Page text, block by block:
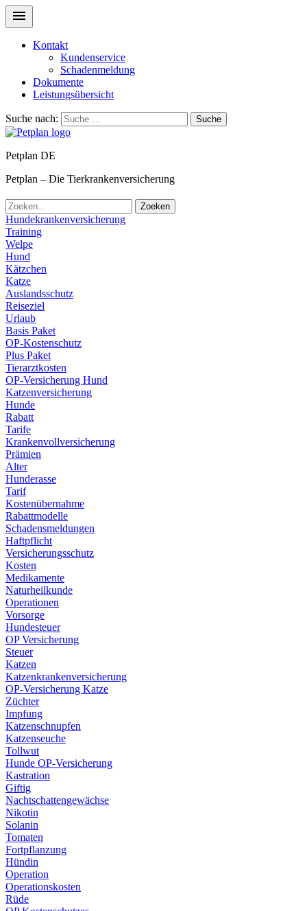
Kontakt
Kundenservice
Schadenmeldung
Dokumente
Leistungsübersicht
Suche nach: Suche
Petplan DE
Petplan – Die Tierkrankenversicherung
Zoeken
Hundekrankenversicherung
Training
Welpe
Hund
Kätzchen
Katze
Auslandsschutz
Reiseziel
Urlaub
Basis Paket
OP-Kostenschutz
Plus Paket
Tierarztkosten
OP-Versicherung Hund
Katzenversicherung
Hunde
Rabatt
Tarife
Krankenvollversicherung
Prämien
Alter
Hunderasse
Tarif
Kostenübernahme
Rabattmodelle
Schadensmeldungen
Haftpflicht
Versicherungsschutz
Kosten
Medikamente
Naturheilkunde
Operationen
Vorsorge
Hundesteuer
OP Versicherung
Steuer
Katzen
Katzenkrankenversicherung
OP-Versicherung Katze
Züchter
Impfung
Katzenschnupfen
Katzenseuche
Tollwut
Hunde OP-Versicherung
Kastration
Giftig
Nachtschattengewächse
Nikotin
Solanin
Tomaten
Fortpflanzung
Hündin
Operation
Operationskosten
Rüde